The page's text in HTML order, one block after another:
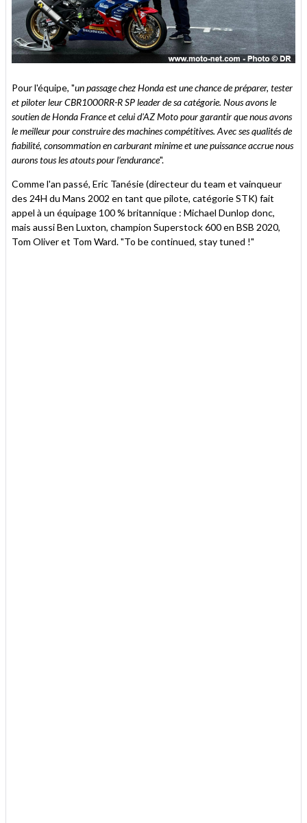
Pour l'équipe, "un passage chez Honda est une chance de préparer, tester
et piloter leur CBR1000RR-R SP leader de sa catégorie. Nous avons le
soutien de Honda France et celui d'AZ Moto pour garantir que nous avons
le meilleur pour construire des machines compétitives. Avec ses qualités de
fiabilité, consommation en carburant minime et une puissance accrue nous
aurons tous les atouts pour l’endurance".
Comme l'an passé, Eric Tanésie (directeur du team et vainqueur
des 24H du Mans 2002 en tant que pilote, catégorie STK) fait
appel à un équipage 100 % britannique : Michael Dunlop donc,
mais aussi Ben Luxton, champion Superstock 600 en BSB 2020,
Tom Oliver et Tom Ward. "To be continued, stay tuned !"